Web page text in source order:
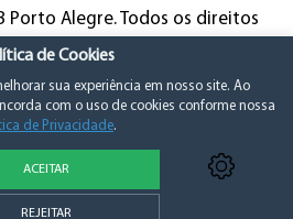
Porto Alegre. Todos os direitos
e Consentimento
de Cookies
sua experiência em nosso site. Ao
com o uso de cookies conforme nossa
de Privacidade.
ACEITAR
REJEITAR